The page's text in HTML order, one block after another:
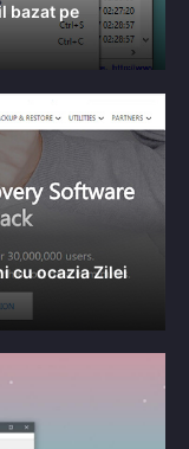
bazat pe
cu ocazia Zilei